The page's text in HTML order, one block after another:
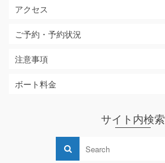
アクセス
ご予約・予約状況
注意事項
ボート料金
サイト内検索